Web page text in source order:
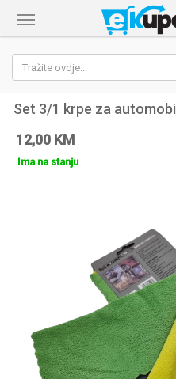
Prikaži
navigaciju
Set 3/1 krpe za automobil
12,00 KM
Ima na stanju